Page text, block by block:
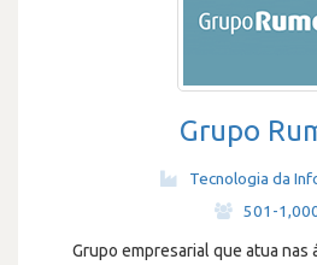
Grupo
Tecnologia da
501-
Grupo empresarial que atua nas